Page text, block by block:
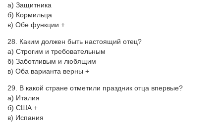
а) Защитника
б) Кормильца
в) Обе функции +
28. Каким должен быть настоящий отец?
а) Строгим и требовательным
б) Заботливым и любящим
в) Оба варианта верны +
29. В какой стране отметили праздник отца впервые?
а) Италия
б) США +
в) Испания